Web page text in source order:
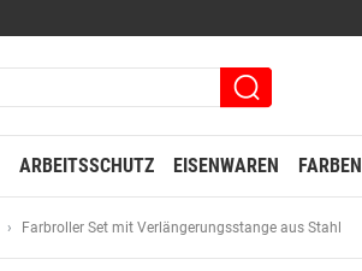
ARBEITSSCHUTZ EISENWAREN FARBEN
Farbroller Set mit Verlängerungsstange aus Stahl